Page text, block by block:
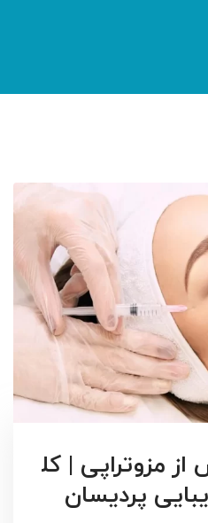
مزوتراپی | کل
پردیسان